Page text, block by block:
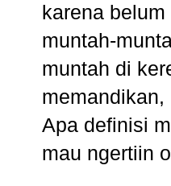
karena
muntah-
muntah di
Apa definisi
mau ngertiin